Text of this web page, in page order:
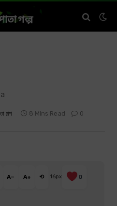
গল্প 8 Mins Read 0
A− A+ ⟲ 16px 0